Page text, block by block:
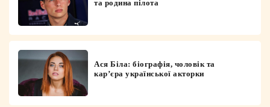
та родина пілота
Ася Біла: біографія, чоловік та
кар’єра української акторки